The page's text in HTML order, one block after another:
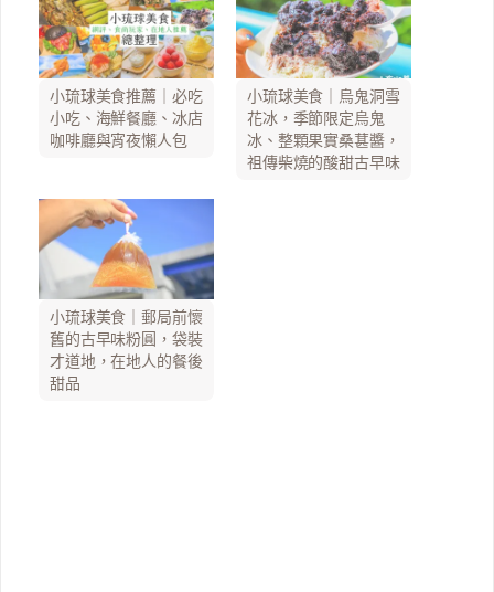
小琉球美食推薦｜必吃
小吃、海鮮餐廳、冰店
咖啡廳與宵夜懶人包
小琉球美食｜烏鬼洞雪
花冰，季節限定烏鬼
冰、整顆果實桑葚醬，
祖傳柴燒的酸甜古早味
小琉球美食｜郵局前懷
舊的古早味粉圓，袋裝
才道地，在地人的餐後
甜品